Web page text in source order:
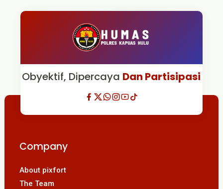
Obyektif, Dipercaya Dan Partisipasi
Company
About pixfort
The Team